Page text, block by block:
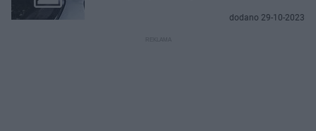
dodano 29-10-2023